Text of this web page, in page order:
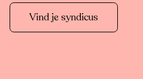
Vind je syndicus